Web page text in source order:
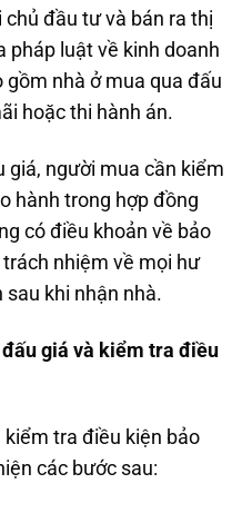
đầu tư và bán ra thị
pháp luật về kinh doanh
gồm nhà ở mua qua đấu
hoặc thi hành án.
giá, người mua cần kiểm
hành trong hợp đồng
có điều khoản về bảo
nhiệm về mọi hư
sau khi nhận nhà.
giá và kiểm tra điều
tra điều kiện bảo
các bước sau: